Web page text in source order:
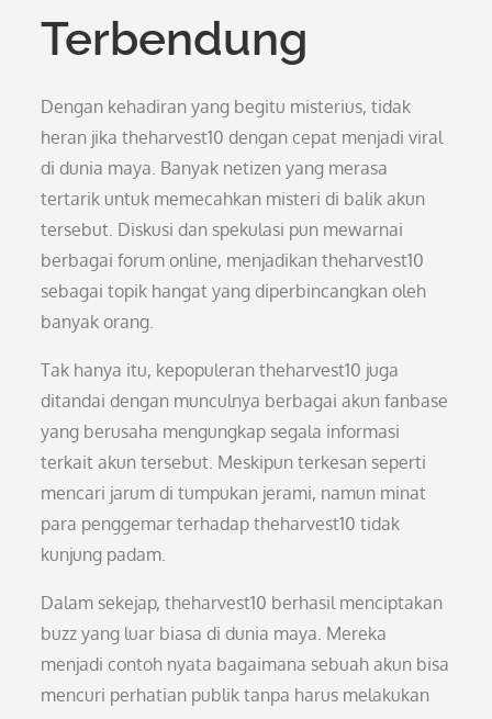
Terbendung
Dengan kehadiran yang begitu misterius, tidak
heran jika theharvest10 dengan cepat menjadi viral
di dunia maya. Banyak netizen yang merasa
tertarik untuk memecahkan misteri di balik akun
tersebut. Diskusi dan spekulasi pun mewarnai
berbagai forum online, menjadikan theharvest10
sebagai topik hangat yang diperbincangkan oleh
banyak orang.
Tak hanya itu, kepopuleran theharvest10 juga
ditandai dengan munculnya berbagai akun fanbase
yang berusaha mengungkap segala informasi
terkait akun tersebut. Meskipun terkesan seperti
mencari jarum di tumpukan jerami, namun minat
para penggemar terhadap theharvest10 tidak
kunjung padam.
Dalam sekejap, theharvest10 berhasil menciptakan
buzz yang luar biasa di dunia maya. Mereka
menjadi contoh nyata bagaimana sebuah akun bisa
mencuri perhatian publik tanpa harus melakukan